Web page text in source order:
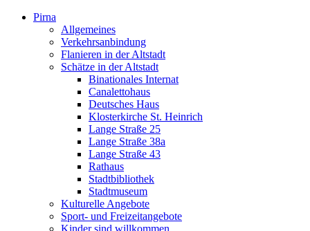
Pirna
Allgemeines
Verkehrsanbindung
Flanieren in der Altstadt
Schätze in der Altstadt
Binationales Internat
Canalettohaus
Deutsches Haus
Klosterkirche St. Heinrich
Lange Straße 25
Lange Straße 38a
Lange Straße 43
Rathaus
Stadtbibliothek
Stadtmuseum
Kulturelle Angebote
Sport- und Freizeitangebote
Kinder sind willkommen